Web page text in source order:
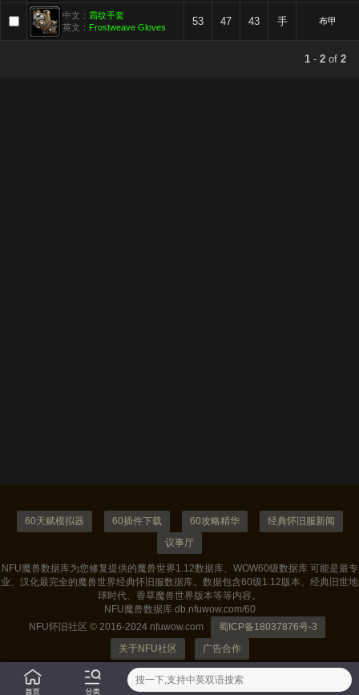
中文： 霜纹手套
英文： Frostweave Gloves 53 47 43 手 布甲
1 - 2 of 2
60天赋模拟器 60插件下载 60攻略精华
经典怀旧服新闻
议事厅
NFU魔兽数据库为您修复提供的魔兽世界1.12数据库、WOW60级数据库 可能是最专
业、汉化最完全的魔兽世界经典怀旧服数据库。数据包含60级1.12版本、经典旧世地
球时代、香草魔兽世界版本等等内容。
NFU魔兽数据库 db.nfuwow.com/60
NFU怀旧社区 © 2016-2024 nfuwow.com
蜀ICP备18037876号-3
关于NFU社区
广告合作